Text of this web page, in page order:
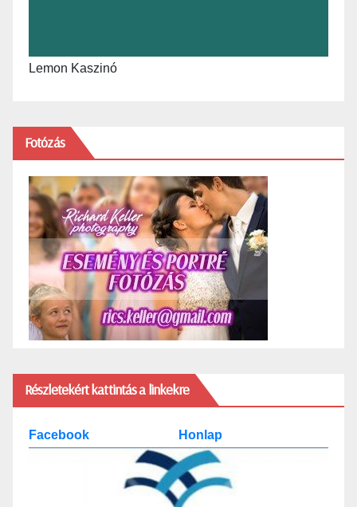
Lemon Kaszinó
Fotózás
Részletekért kattintás a linkekre
Facebook Honlap